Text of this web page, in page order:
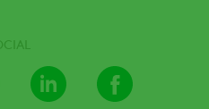
Instagram LinkedIn